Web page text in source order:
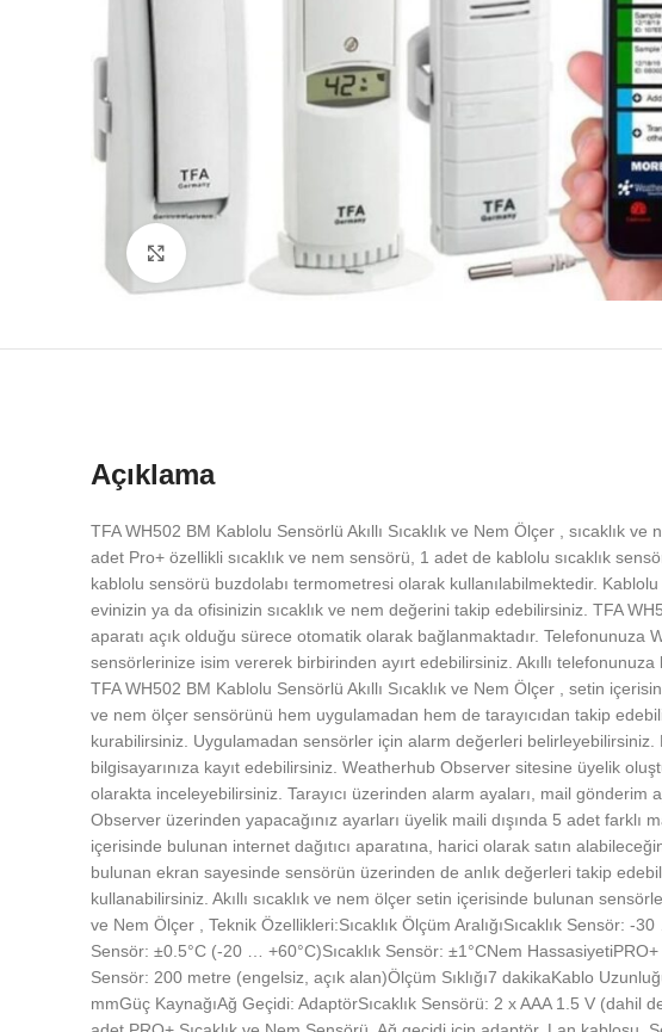
Büyütmek için tıklayın
Açıklama
TFA WH502 BM Kablolu Sensörlü Akıllı Sıcaklık ve Nem Ölçer ,
adet Pro+ özellikli sıcaklık ve nem sensörü, 1 adet de kablolu sıcaklık
kablolu sensörü buzdolabı termometresi olarak kullanılabilmektedir.
evinizin ya da ofisinizin sıcaklık ve nem değerini takip edebilirsiniz. TFA
aparatı açık olduğu sürece otomatik olarak bağlanmaktadır.
sensörlerinize isim vererek birbirinden ayırt edebilirsiniz. Akıllı
TFA WH502 BM Kablolu Sensörlü Akıllı Sıcaklık ve Nem Ölçer , setin
ve nem ölçer sensörünü hem uygulamadan hem de tarayıcıdan takip
kurabilirsiniz. Uygulamadan sensörler için alarm değerleri
bilgisayarınıza kayıt edebilirsiniz. Weatherhub Observer sitesine üyelik
olarakta inceleyebilirsiniz. Tarayıcı üzerinden alarm ayaları, mail
Observer üzerinden yapacağınız ayarları üyelik maili dışında 5 adet
içerisinde bulunan internet dağıtıcı aparatına, harici olarak satın
bulunan ekran sayesinde sensörün üzerinden de anlık değerleri takip
kullanabilirsiniz. Akıllı sıcaklık ve nem ölçer setin içerisinde bulunan
ve Nem Ölçer , Teknik Özellikleri:Sıcaklık Ölçüm AralığıSıcaklık Sensör:
Sensör: ±0.5°C (-20 … +60°C)Sıcaklık Sensör: ±1°CNem
Sensör: 200 metre (engelsiz, açık alan)Ölçüm Sıklığı7 dakikaKablo
mmGüç KaynağıAğ Geçidi: AdaptörSıcaklık Sensörü: 2 x AAA 1.5 V